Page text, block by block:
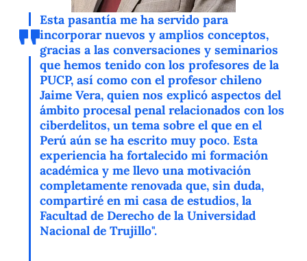
Esta pasantía me ha servido para
incorporar nuevos y amplios conceptos,
gracias a las conversaciones y seminarios
que hemos tenido con los profesores de la
PUCP, así como con el profesor chileno
Jaime Vera, quien nos explicó aspectos del
ámbito procesal penal relacionados con los
ciberdelitos, un tema sobre el que en el
Perú aún se ha escrito muy poco. Esta
experiencia ha fortalecido mi formación
académica y me llevo una motivación
completamente renovada que, sin duda,
compartiré en mi casa de estudios, la
Facultad de Derecho de la Universidad
Nacional de Trujillo".